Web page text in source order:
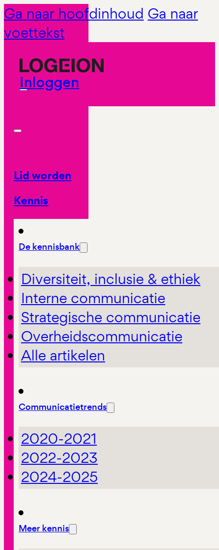
Ga naar hoofdinhoud Ga naar
voettekst
Inloggen
Lid worden
Kennis
De kennisbank
Diversiteit, inclusie & ethiek
Interne communicatie
Strategische communicatie
Overheidscommunicatie
Alle artikelen
Communicatietrends
2020-2021
2022-2023
2024-2025
Meer kennis